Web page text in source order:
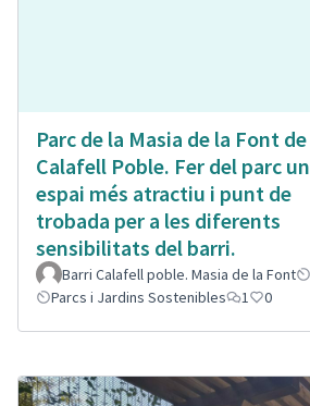
Parc de la Masia de la Font de
Calafell Poble. Fer del parc un
espai més atractiu i punt de
trobada per a les diferents
sensibilitats del barri.
Barri Calafell poble. Masia de la Font
Parcs i Jardins Sostenibles
1 0